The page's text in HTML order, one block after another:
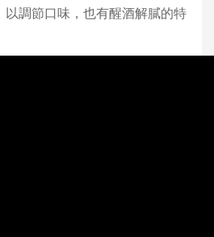
以調節口味，也有醒酒解膩的特